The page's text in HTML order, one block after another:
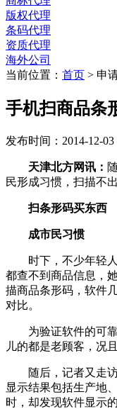
版权代理
条码代理
资质代理
海外公司
当前位置： 首页 > 申
手机扫商品条
发布时间：2014-12-
天津北方网讯：
民形成习惯，扫描不
扫条形码买东西
成市民习惯
时下，不少年轻人
都查不到商品信息，
描商品条形码，软件
对比。
为验证软件的可靠
儿的都是老顾客，况
随后，记者又走访
显示结果包括生产地
时，却发现软件显示